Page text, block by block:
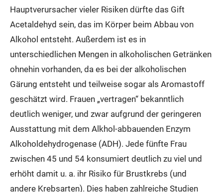
Hauptverursacher vieler Risiken dürfte das Gift
Acetaldehyd sein, das im Körper beim Abbau von
Alkohol entsteht. Außerdem ist es in
unterschiedlichen Mengen in alkoholischen Getränken
ohnehin vorhanden, da es bei der alkoholischen
Gärung entsteht und teilweise sogar als Aromastoff
geschätzt wird. Frauen „vertragen“ bekanntlich
deutlich weniger, und zwar aufgrund der geringeren
Ausstattung mit dem Alkhol-abbauenden Enzym
Alkoholdehydrogenase (ADH). Jede fünfte Frau
zwischen 45 und 54 konsumiert deutlich zu viel und
erhöht damit u. a. ihr Risiko für Brustkrebs (und
andere Krebsarten). Dies haben zahlreiche Studien